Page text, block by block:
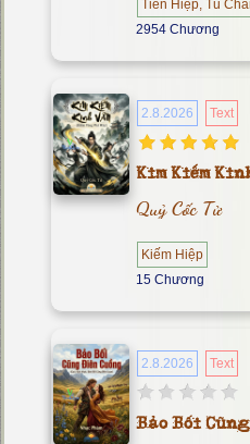
Tiên Hiệp, Tu
2954 Chương
2.8.2026 Text
Kim Kiếm
Quỷ Cốc Tử
Kiếm Hiệp
15 Chương
2.8.2026 Text
Bảo Bối